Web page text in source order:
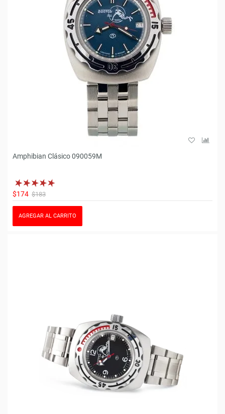
Amphibian Clásico 090059M
$174 $183
AGREGAR AL CARRITO